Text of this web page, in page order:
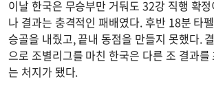
이날 한국은 무승부만 거둬도 32강 직행 확
나 결과는 충격적인 패배였다. 후반 18분 타
승골을 내줬고, 끝내 동점을 만들지 못했다.
으로 조별리그를 마친 한국은 다른 조 결과
는 처지가 됐다.